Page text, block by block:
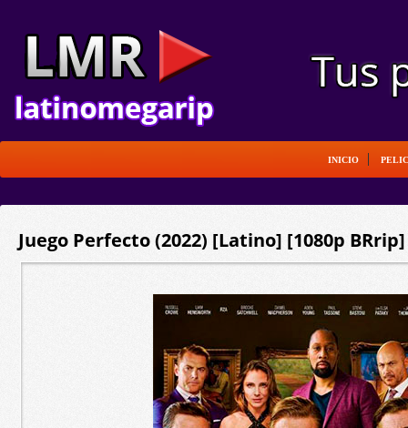
INICIO
Juego Perfecto (2022) [Latino] [1080p BRrip]